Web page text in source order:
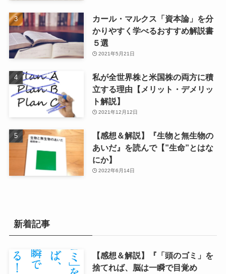
カール・マルクス「資本論」を分
かりやすく学べるおすすめ解説書
５選
2021年5月21日
私が全世界株と米国株の両方に積
立する理由【メリット・デメリッ
ト解説】
2021年12月12日
【感想＆解説】『生物と無生物の
あいだ』を読んで【”生命”とはな
にか】
2022年6月14日
新着記事
【感想＆解説】『「頭のゴミ」を
捨てれば、脳は一瞬で目覚め